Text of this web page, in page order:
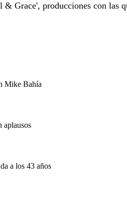
& Grace', producciones con las
Mike Bahía
aplausos
a los 43 años